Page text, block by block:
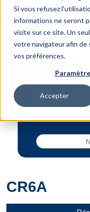
Si vous refusez
informations ne seront
visite sur ce site. Un
votre navigateur afin de
vos préférences.
Accepter
Numéro
CR6A